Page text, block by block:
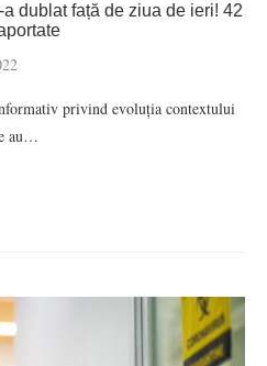
dublat față de ziua de ieri! 42
privind evoluția contextului
au…